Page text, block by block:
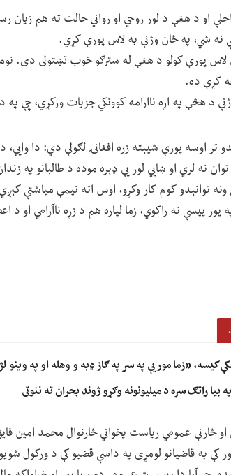
او د هغې د لور روحي او رواني حالت ته هم زیان
شي، په ځان وژنې به لاس پورې کړي.
لاس پورې کولو د هغې له سترګو خوب تښتولی دی.
کړې ده.
د هڅې په اړه ناارامه کوونکي جزیات ورکړي، چې
تر اوسه پورې شپېته زره افغانۍ لګولې دي: دا
نه لري او ښايي لور یې ډېره موده د طالبانو په
ونه توانېدو کوم کار وکړو، اوس اته نیمې
پیسې نه راکوي، زما لپاره هم د زړه ناآرامي او د
کیسه، «زما مور یې په سر په ګاز ډبه و وهله او په وینو
راتګ سره د میلیونونه وګړو ژوند بحران ته ننوتی
او څارنې عمومي ریاست پخواني څارنوال محمد امین
به قاضیانو لومړی په داسې قضیو کې د ورکول